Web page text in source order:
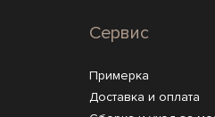
Сервис
Примерка
Доставка и оплата